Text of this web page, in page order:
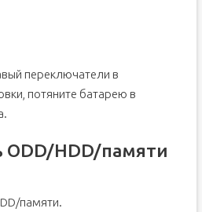
переключатели в
потяните батарею в
ODD/HDD/памяти
памяти.